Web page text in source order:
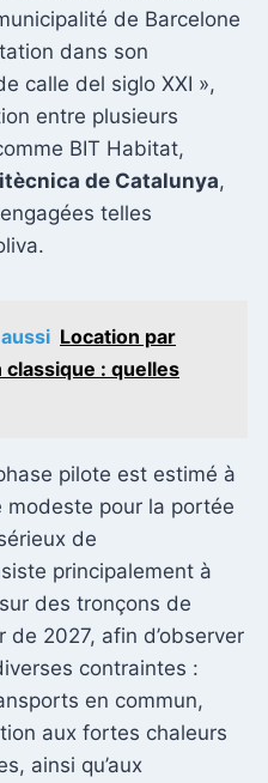
de Barcelone
dans son
calle del siglo XXI »,
entre plusieurs
BIT Habitat,
de Catalunya,
telles
Location par
: quelles
pilote est estimé à
pour la portée
de
principalement à
des tronçons de
2027, afin d’observer
contraintes :
en commun,
aux fortes chaleurs
ainsi qu’aux